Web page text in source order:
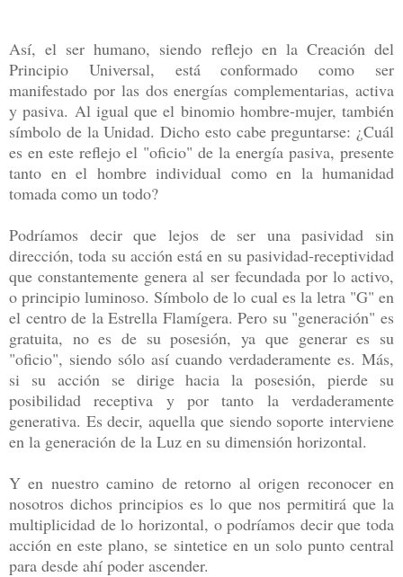
Así, el ser humano, siendo reflejo en la Creación del
Principio Universal, está conformado como ser
manifestado por las dos energías complementarias, activa
y pasiva. Al igual que el binomio hombre-mujer, también
símbolo de la Unidad. Dicho esto cabe preguntarse: ¿Cuál
es en este reflejo el "oficio" de la energía pasiva, presente
tanto en el hombre individual como en la humanidad
tomada como un todo?
Podríamos decir que lejos de ser una pasividad sin
dirección, toda su acción está en su pasividad-receptividad
que constantemente genera al ser fecundada por lo activo,
o principio luminoso. Símbolo de lo cual es la letra "G" en
el centro de la Estrella Flamígera. Pero su "generación" es
gratuita, no es de su posesión, ya que generar es su
"oficio", siendo sólo así cuando verdaderamente es. Más,
si su acción se dirige hacia la posesión, pierde su
posibilidad receptiva y por tanto la verdaderamente
generativa. Es decir, aquella que siendo soporte interviene
en la generación de la Luz en su dimensión horizontal.
Y en nuestro camino de retorno al origen reconocer en
nosotros dichos principios es lo que nos permitirá que la
multiplicidad de lo horizontal, o podríamos decir que toda
acción en este plano, se sintetice en un solo punto central
para desde ahí poder ascender.